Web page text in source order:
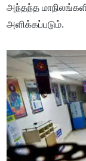
அந்தந்த
அளிக்கப்படும்.